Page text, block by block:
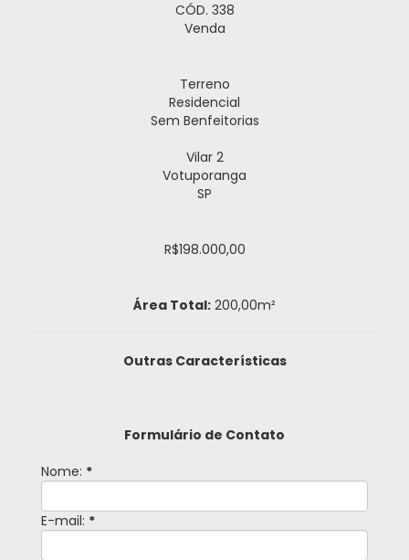
CÓD. 338
Venda
Terreno
Residencial
Sem Benfeitorias
Vilar 2
Votuporanga
SP
R$198.000,00
Área Total: 200,00m²
Outras Características
Formulário de Contato
Nome: *
E-mail: *